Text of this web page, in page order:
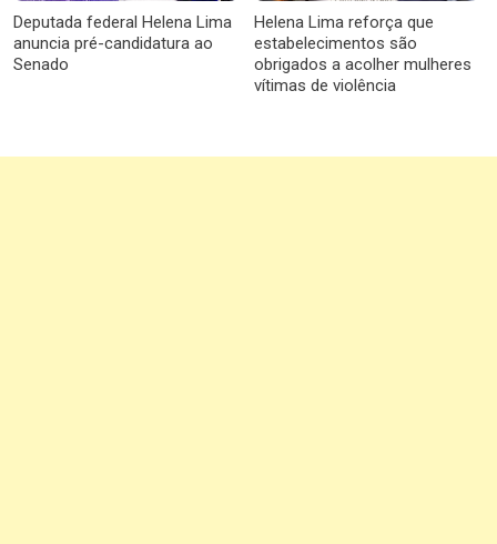
Deputada federal Helena Lima
anuncia pré-candidatura ao
Senado
Helena Lima reforça que
estabelecimentos são
obrigados a acolher mulheres
vítimas de violência